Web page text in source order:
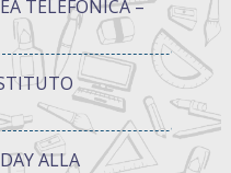
TELEFONICA –
ALLA